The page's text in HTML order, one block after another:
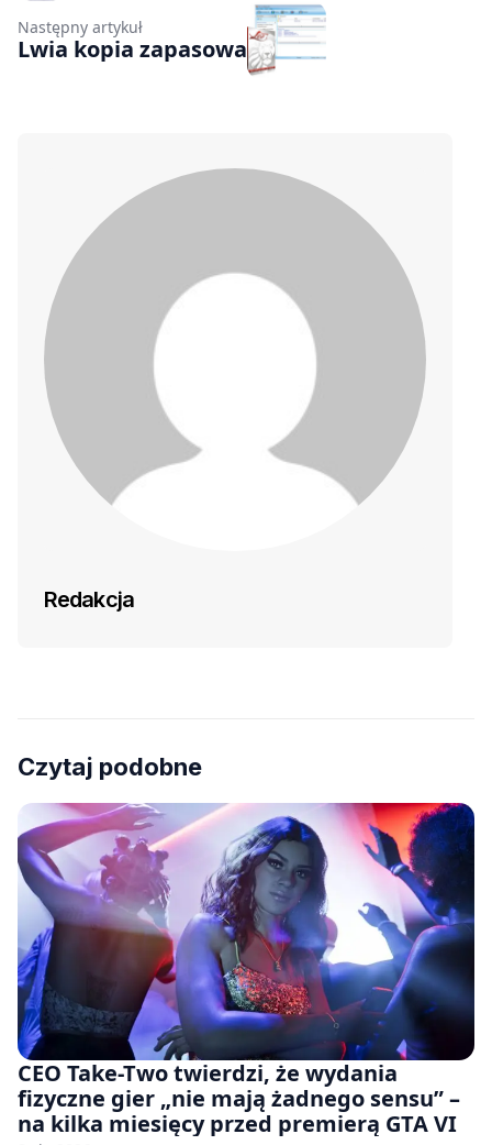
Następny artykuł
Lwia kopia zapasowa
Redakcja
Czytaj podobne
CEO Take-Two twierdzi, że wydania
fizyczne gier „nie mają żadnego sensu” –
na kilka miesięcy przed premierą GTA VI